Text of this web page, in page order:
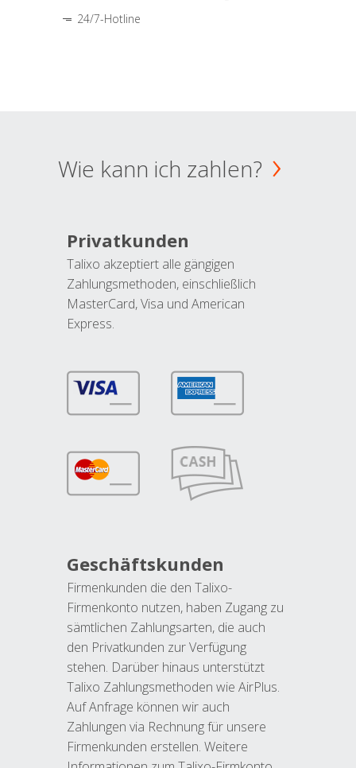
24/7-Hotline
Wie kann ich zahlen?
Privatkunden
Talixo akzeptiert alle gängigen
Zahlungsmethoden, einschließlich
MasterCard, Visa und American
Express.
Geschäftskunden
Firmenkunden die den Talixo-
Firmenkonto nutzen, haben Zugang zu
sämtlichen Zahlungsarten, die auch
den Privatkunden zur Verfügung
stehen. Darüber hinaus unterstützt
Talixo Zahlungsmethoden wie AirPlus.
Auf Anfrage können wir auch
Zahlungen via Rechnung für unsere
Firmenkunden erstellen. Weitere